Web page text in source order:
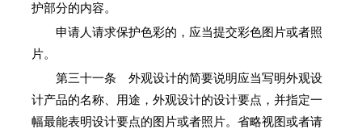
护部分的内容。
申请人请求保护色彩的，应当提交彩色图片或者照
片。
第三十一条 外观设计的简要说明应当写明外观设
计产品的名称、用途，外观设计的设计要点，并指定一
幅最能表明设计要点的图片或者照片。省略视图或者请